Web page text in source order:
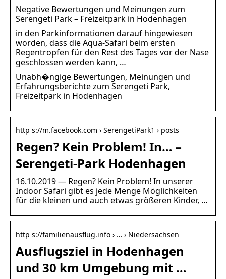
Negative Bewertungen und Meinungen zum
Serengeti Park – Freizeitpark in Hodenhagen
in den Parkinformationen darauf hingewiesen
worden, dass die Aqua-Safari beim ersten
Regentropfen für den Rest des Tages vor der Nase
geschlossen werden kann, …
Unabh�ngige Bewertungen, Meinungen und
Erfahrungsberichte zum Serengeti Park,
Freizeitpark in Hodenhagen
http s://m.facebook.com › SerengetiPark1 › posts
Regen? Kein Problem! In… –
Serengeti-Park Hodenhagen
16.10.2019 — Regen? Kein Problem! In unserer
Indoor Safari gibt es jede Menge Möglichkeiten
für die kleinen und auch etwas größeren Kinder, …
http s://familienausflug.info › … › Niedersachsen
Ausflugsziel in Hodenhagen
und 30 km Umgebung mit …